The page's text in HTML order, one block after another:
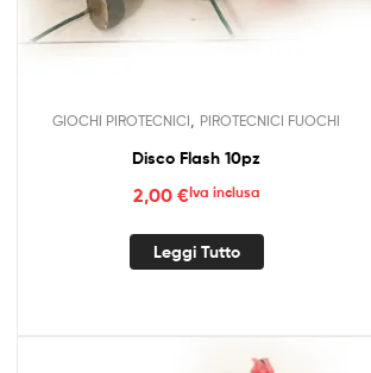
GIOCHI PIROTECNICI PIROTECNICI FUOCHI
Disco Flash 10pz
2,00 €Iva inclusa
Leggi Tutto